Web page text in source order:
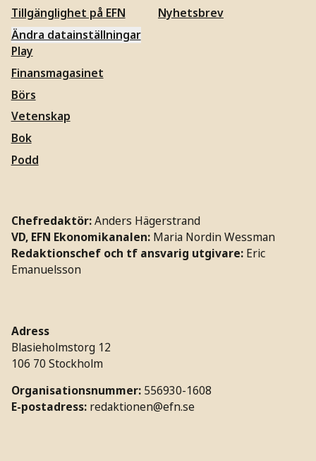
Tillgänglighet på EFN
Ändra datainställningar
Nyhetsbrev
Play
Finansmagasinet
Börs
Vetenskap
Bok
Podd
Chefredaktör:Anders Hägerstrand
VD, EFN Ekonomikanalen: Maria Nordin Wessman
Redaktionschef och tf ansvarig utgivare: Eric
Emanuelsson
Adress
Blasieholmstorg 12
106 70 Stockholm
Organisationsnummer: 556930-1608
E-postadress: redaktionen@efn.se